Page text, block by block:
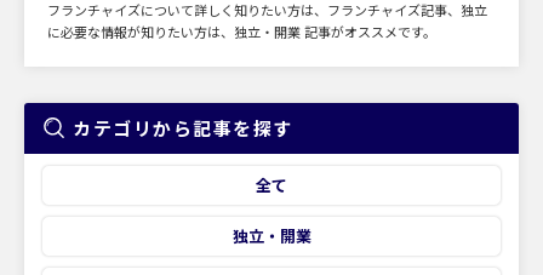
フランチャイズについて詳しく知りたい方は、フランチャイズ記事、独立
に必要な情報が知りたい方は、独立・開業 記事がオススメです。
カテゴリから記事を探す
全て
独立・開業